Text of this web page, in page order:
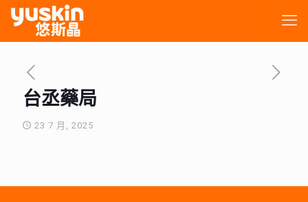
台丞藥局
23 7 月, 2025